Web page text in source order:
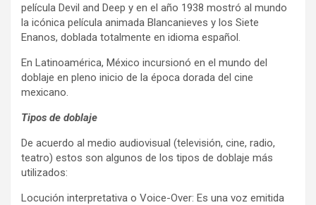
película Devil and Deep y en el año 1938 mostró al mundo
la icónica película animada Blancanieves y los Siete
Enanos, doblada totalmente en idioma español.
En Latinoamérica, México incursionó en el mundo del
doblaje en pleno inicio de la época dorada del cine
mexicano.
Tipos de doblaje
De acuerdo al medio audiovisual (televisión, cine, radio,
teatro) estos son algunos de los tipos de doblaje más
utilizados:
Locución interpretativa o Voice-Over: Es una voz emitida